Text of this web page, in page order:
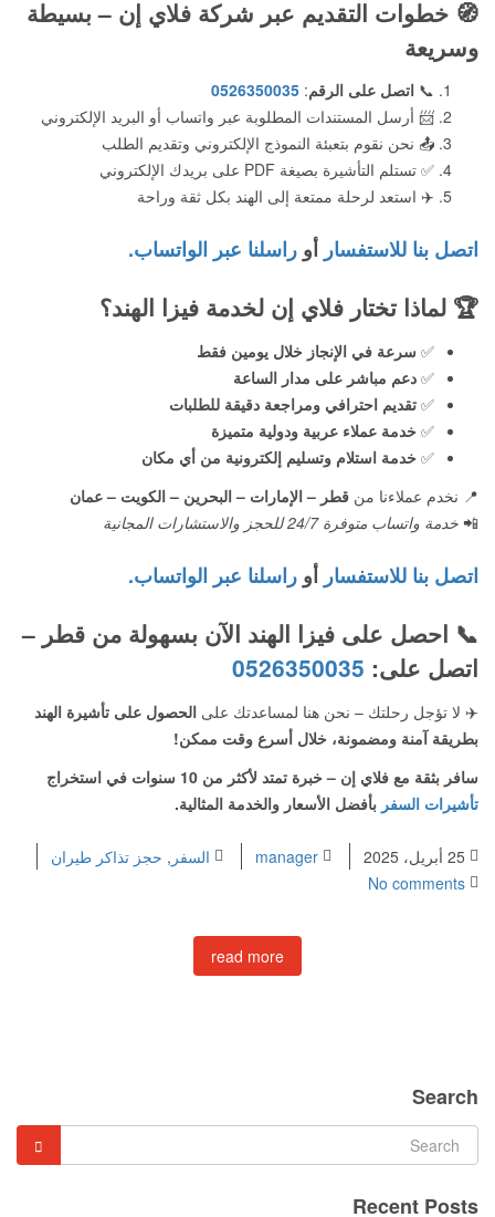
🧭 خطوات التقديم عبر شركة فلاي إن – بسيطة
وسريعة
📞 اتصل على الرقم:
0526350035
📨 أرسل المستندات المطلوبة عبر واتساب أو البريد الإلكتروني
📤 نحن نقوم بتعبئة النموذج الإلكتروني وتقديم الطلب
✅ تستلم التأشيرة بصيغة PDF على بريدك الإلكتروني
✈️ استعد لرحلة ممتعة إلى الهند بكل ثقة وراحة
اتصل بنا للاستفسار أو راسلنا عبر الواتساب.
🏆 لماذا تختار فلاي إن لخدمة فيزا الهند؟
✅ سرعة في الإنجاز خلال يومين فقط
✅ دعم مباشر على مدار الساعة
✅ تقديم احترافي ومراجعة دقيقة للطلبات
✅ خدمة عملاء عربية ودولية متميزة
✅ خدمة استلام وتسليم إلكترونية من أي مكان
📍 نخدم عملاءنا من قطر – الإمارات – البحرين – الكويت – عمان
📲 خدمة واتساب متوفرة 24/7 للحجز والاستشارات المجانية
اتصل بنا للاستفسار أو راسلنا عبر الواتساب.
📞 احصل على فيزا الهند الآن بسهولة من قطر –
اتصل على: 0526350035
✈️ لا تؤجل رحلتك – نحن هنا لمساعدتك على الحصول على تأشيرة الهند
بطريقة آمنة ومضمونة، خلال أسرع وقت ممكن!
سافر بثقة مع فلاي إن – خبرة تمتد لأكثر من 10 سنوات في استخراج
تأشيرات السفر بأفضل الأسعار والخدمة المثالية.
manager السفر , حجز تذاكر طيران
No comments
read more
Search
Recent Posts